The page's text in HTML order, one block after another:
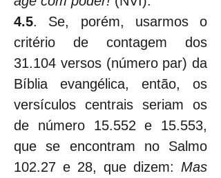
4.5. Se, porém, usarmos o
critério de contagem dos
31.104 versos (número par) da
Bíblia evangélica, então, os
versículos centrais seriam os
de número 15.552 e 15.553,
que se encontram no Salmo
102.27 e 28, que dizem: Mas